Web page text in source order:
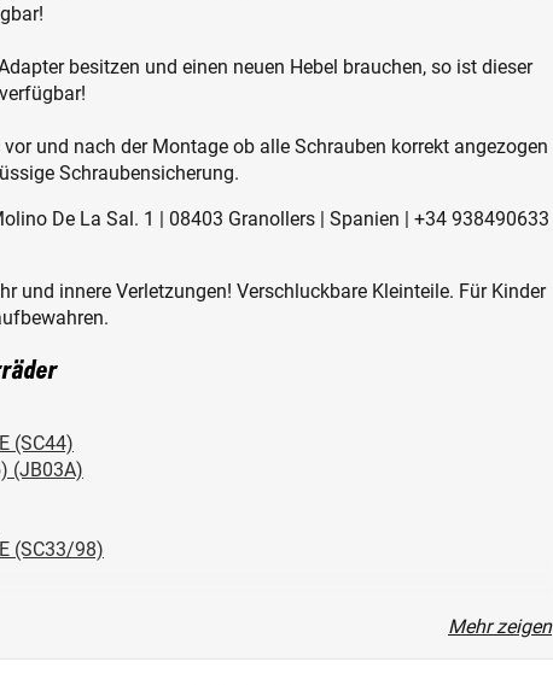
besitzen und einen neuen Hebel brauchen, so ist dieser
und nach der Montage ob alle Schrauben korrekt angezogen
Schraubensicherung.
De La Sal. 1 | 08403 Granollers | Spanien | +34 938490633
und innere Verletzungen! Verschluckbare Kleinteile. Für Kinder
(SC44)
(JB03A)
(SC33/98)
Mehr zeigen